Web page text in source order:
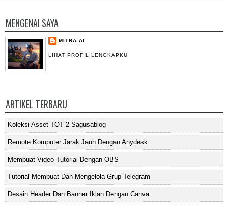
MENGENAI SAYA
MITRA AI
LIHAT PROFIL LENGKAPKU
ARTIKEL TERBARU
Koleksi Asset TOT 2 Sagusablog
Remote Komputer Jarak Jauh Dengan Anydesk
Membuat Video Tutorial Dengan OBS
Tutorial Membuat Dan Mengelola Grup Telegram
Desain Header Dan Banner Iklan Dengan Canva